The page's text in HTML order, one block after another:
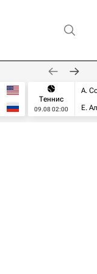
Теннис
09.08 02:00
А.
Е.